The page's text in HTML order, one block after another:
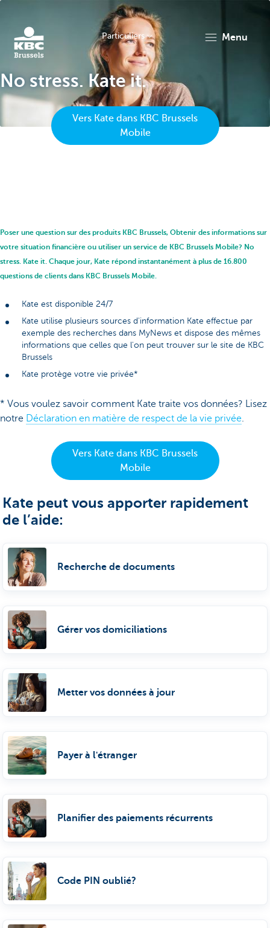
KBC
Particuliers menu
No stress. Kate it.
Vers Kate dans KBC Brussels
Mobile
Poser une question sur des produits KBC Brussels, Obtenir des informations sur
votre situation financière ou utiliser un service de KBC Brussels Mobile? No
stress. Kate it. Chaque jour, Kate répond instantanément à plus de 16.800
questions de clients dans KBC Brussels Mobile.
Kate est disponible 24/7
Kate utilise plusieurs sources d'information Kate effectue par
exemple des recherches dans MyNews et dispose des mêmes
informations que celles que l'on peut trouver sur le site de KBC
Brussels
Kate protège votre vie privée*
* Vous voulez savoir comment Kate traite vos données? Lisez
notre Déclaration en matière de respect de la vie privée.
Vers Kate dans KBC Brussels
Mobile
Kate peut vous apporter rapidement
de l’aide:
Recherche de documents
Gérer vos domiciliations
Metter vos données à jour
Payer à l'étranger
Planifier des paiements récurrents
Code PIN oublié?